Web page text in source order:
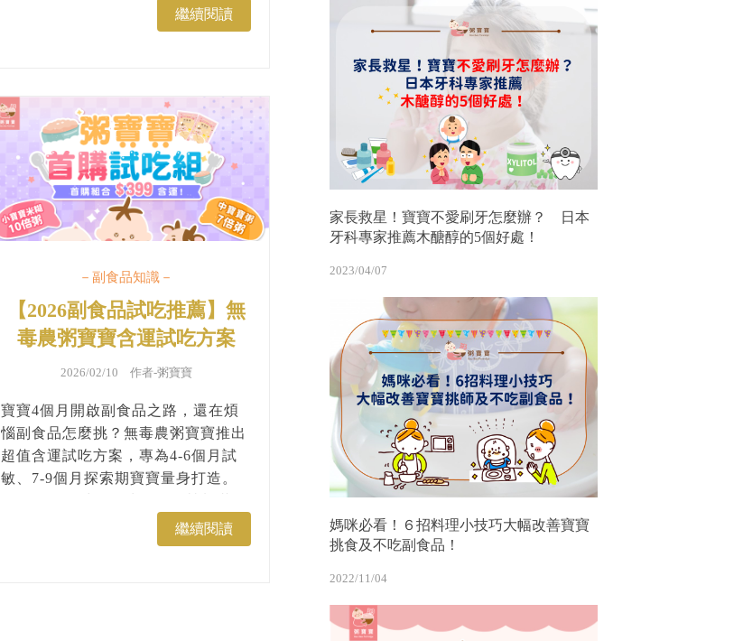
繼續閱讀
－副食品知識－
【2026副食品試吃推薦】無
毒農粥寶寶含運試吃方案
2026/02/10 作者-粥寶寶
寶寶4個月開啟副食品之路，還在煩
惱副食品怎麼挑？無毒農粥寶寶推出
超值含運試吃方案，專為4-6個月試
敏、7-9個月探索期寶寶量身打造。
繼續閱讀
家長救星！寶寶不愛刷牙怎麼辦？ 日本
牙科專家推薦木醣醇的5個好處！
2023/04/07
媽咪必看！６招料理小技巧大幅改善寶寶
挑食及不吃副食品！
2022/11/04